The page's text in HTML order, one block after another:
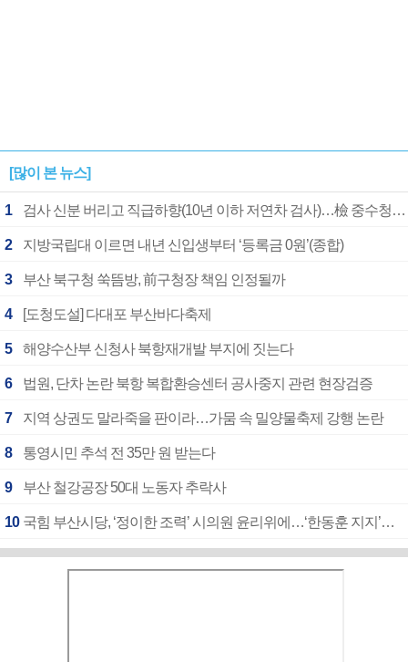
[많이 본 뉴스]
1 검사 신분 버리고 직급하향(10년 이하 저연차 검사)…檢 중수청행 기피
2 지방국립대 이르면 내년 신입생부터 ‘등록금 0원’(종합)
3 부산 북구청 쑥뜸방, 前구청장 책임 인정될까
4 [도청도설] 다대포 부산바다축제
5 해양수산부 신청사 북항재개발 부지에 짓는다
6 법원, 단차 논란 북항 복합환승센터 공사중지 관련 현장검증
7 지역 상권도 말라죽을 판이라…가뭄 속 밀양물축제 강행 논란
8 통영시민 추석 전 35만 원 받는다
9 부산 철강공장 50대 노동자 추락사
10 국힘 부산시당, ‘정이한 조력’ 시의원 윤리위에…‘한동훈 지지’도 신고접수